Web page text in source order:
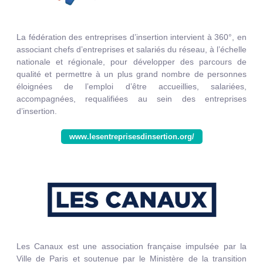
La fédération des entreprises d’insertion intervient à 360°, en
associant chefs d’entreprises et salariés du réseau, à l’échelle
nationale et régionale, pour développer des parcours de
qualité et permettre à un plus grand nombre de personnes
éloignées de l’emploi d’être accueillies, salariées,
accompagnées, requalifiées au sein des entreprises
d’insertion.
www.lesentreprisesdinsertion.org/
Les Canaux est une association française impulsée par la
Ville de Paris et soutenue par le Ministère de la transition